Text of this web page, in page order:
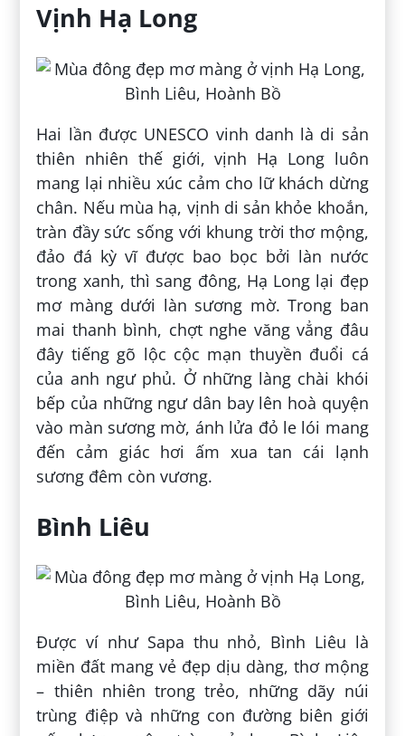
Vịnh Hạ Long
Hai lần được UNESCO vinh danh là di sản
thiên nhiên thế giới, vịnh Hạ Long luôn
mang lại nhiều xúc cảm cho lữ khách dừng
chân. Nếu mùa hạ, vịnh di sản khỏe khoắn,
tràn đầy sức sống với khung trời thơ mộng,
đảo đá kỳ vĩ được bao bọc bởi làn nước
trong xanh, thì sang đông, Hạ Long lại đẹp
mơ màng dưới làn sương mờ. Trong ban
mai thanh bình, chợt nghe văng vẳng đâu
đây tiếng gõ lộc cộc mạn thuyền đuổi cá
của anh ngư phủ. Ở những làng chài khói
bếp của những ngư dân bay lên hoà quyện
vào màn sương mờ, ánh lửa đỏ le lói mang
đến cảm giác hơi ấm xua tan cái lạnh
sương đêm còn vương.
Bình Liêu
Được ví như Sapa thu nhỏ, Bình Liêu là
miền đất mang vẻ đẹp dịu dàng, thơ mộng
– thiên nhiên trong trẻo, những dãy núi
trùng điệp và những con đường biên giới